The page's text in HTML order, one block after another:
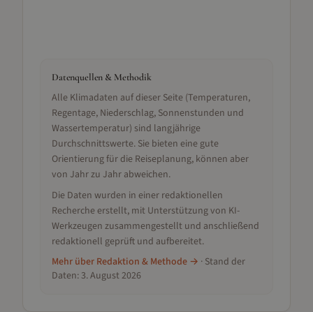
Datenquellen & Methodik
Alle Klimadaten auf dieser Seite (Temperaturen,
Regentage, Niederschlag, Sonnenstunden und
Wassertemperatur) sind langjährige
Durchschnittswerte. Sie bieten eine gute
Orientierung für die Reiseplanung, können aber
von Jahr zu Jahr abweichen.
Die Daten wurden in einer redaktionellen
Recherche erstellt, mit Unterstützung von KI-
Werkzeugen zusammengestellt und anschließend
redaktionell geprüft und aufbereitet.
Mehr über Redaktion & Methode → · Stand der
Daten: 3. August 2026